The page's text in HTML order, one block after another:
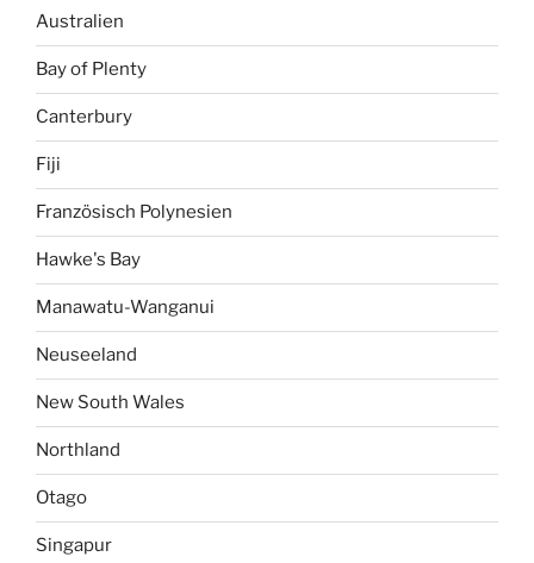
Australien
Bay of Plenty
Canterbury
Fiji
Französisch Polynesien
Hawke's Bay
Manawatu-Wanganui
Neuseeland
New South Wales
Northland
Otago
Singapur